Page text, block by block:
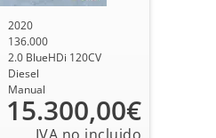
2020
136.000
2.0 BlueHDi 120CV
Diesel
Manual
15.300,00€